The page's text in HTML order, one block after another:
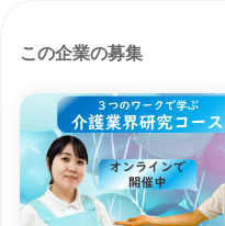
この企業の募集